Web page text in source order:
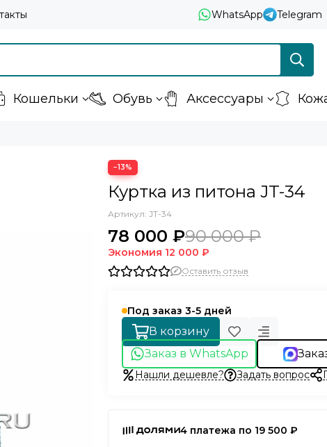
WhatsApp Telegram
Кошельки Обувь Аксессуары
−13%
Куртка из питона JT-34
Артикул: JT-34
78 000 ₽90 000 ₽
Экономия 12 000 ₽
Оставить отзыв
Под заказ 3-5 дней
В корзину
Заказ в WhatsApp
Нашли дешевле? Задать вопрос
4 платежа по 19 500 ₽